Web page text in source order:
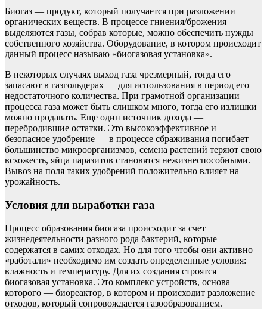
Биогаз — продукт, который получается при разложении
органических веществ. В процессе гниения/брожения
выделяются газы, собрав которые, можно обеспечить нужды
собственного хозяйства. Оборудование, в котором происходит
данный процесс называю «биогазовая установка».
В некоторых случаях выход газа чрезмерный, тогда его
запасают в газгольдерах — для использования в период его
недостаточного количества. При грамотной организации
процесса газа может быть слишком много, тогда его излишки
можно продавать. Еще один источник дохода —
перебродившие остатки. Это высокоэффективное и
безопасное удобрение — в процессе сбраживания погибает
большинство микроорганизмов, семена растений теряют свою
всхожесть, яйца паразитов становятся нежизнеспособными.
Вывоз на поля таких удобрений положительно влияет на
урожайность.
Условия для выработки газа
Процесс образования биогаза происходит за счет
жизнедеятельности разного рода бактерий, которые
содержатся в самих отходах. Но для того чтобы они активно
«работали» необходимо им создать определенные условия:
влажность и температуру. Для их создания строятся
биогазовая установка. Это комплекс устройств, основа
которого — биореактор, в котором и происходит разложение
отходов, который сопровождается газообразованием.